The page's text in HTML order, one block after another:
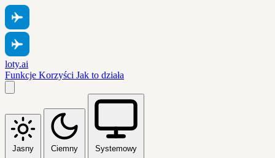
loty.ai
Funkcje Korzyści Jak to działa
Jasny Ciemny Systemowy